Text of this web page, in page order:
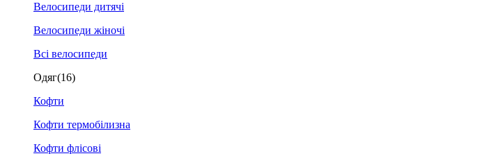
Велосипеди дитячі
Велосипеди жіночі
Всі велосипеди
Одяг(16)
Кофти
Кофти термобілизна
Кофти флісові